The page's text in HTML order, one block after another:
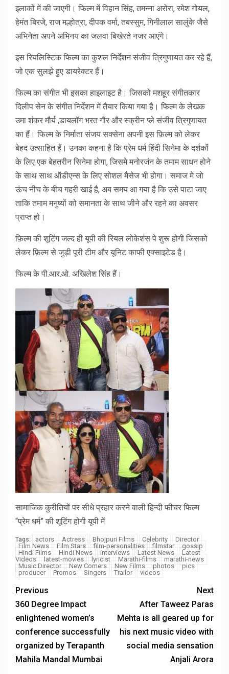
इलाकों में की जाएगी। फिल्म में विहान सिंह, तमन्ना अरोरा, रमेश गोयल,
हेमंत बिरजे, राज मल्होत्रा, दीपक वर्मा, तबस्सुम, गिनीलाल सालुंके जैसे
अभिनेता अपने अभिनय का जलवा बिखेरते नजर आएंगे।
इस रियलिस्टिक फिल्म का कुशल निर्देशन संजीव त्रिगुणायत कर रहे हैं,
जो एक सुलझे हुए डायरेक्टर हैं।
फिल्म का संगीत भी इसका हाइलाइट है। जिसको मशहूर संगीतकार
दिलीप सेन के संगीत निर्देशन में तैयार किया गया है। फिल्म के लेखक
उमा शंकर मौर्य ,डायलॉग भरत गौर और स्क्रीन प्ले संजीव त्रिगुणायत
का हैं। फिल्म के निर्माता संजय सक्सेना अपनी इस फ़िल्म को लेकर
बेहद उत्साहित हैं। उनका कहना है कि प्रेम धर्म हिंदी सिनेमा के दर्शकों
के लिए एक बेहतरीन सिनेमा होगा, जिसमे मनोरजंन के तमाम साधन होने
के साथ साथ ऑडीएन्स के लिए सोशल मैसेज भी होगा। समाज मे जो
ऊंच नीच के बीच गहरी खाई है, अब समय आ गया है कि उसे पाटा जाए
ताकि तमाम मनुष्यों को समानता के साथ जीने और रहने का अवसर
प्राप्त हो।
फ़िल्म की शूटिंग जल्द ही यूपी की रियल लोकेशंस पे शुरू होगी जिसको
लेकर फ़िल्म से जुड़ी पूरी टीम और यूनिट काफी एक्साइटेड है।
फिल्म के पी.आर.ओ. अखिलेश सिंह हैं।
सामाजिक कुरीतियों पर सीधे प्रहार करने वाली हिन्दी फीचर फिल्म
“प्रेम धर्म” की शूटिंग होगी यूपी में
Tags: actors Actress Bhojpuri Films Celebrity
Director
Film News
Film Stars film-personalities filmstar
gossip
Hindi Films
Hindi News interviews Latest News
Latest
Videos
latest-movies lyricist Marathi-films
marathi-news
Music Director
New Comers New Films photos
pics
producer
Promos Singers Trailor videos
Previous
360 Degree Impact
enlightened women’s
conference successfully
organized by Terapanth
Mahila Mandal Mumbai
Next
After Taweez Paras
Mehta is all geared up for
his next music video with
social media sensation
Anjali Arora